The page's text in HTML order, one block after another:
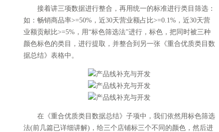
接着讲三项数据进行整合，再用统一的标准进行类目筛选：
如：畅销商品率>=50%，近30天营业额占比>=0.1%，近30天营
业额贡献比>=5%，用“标色筛选法”进行，标色，把同时被三种
颜色标色的类目，进行提取，并整合到另一张《重合优质类目数
据总结》表格中。
在《重合优质类目数据总结》子项中，我们依然用标色筛选
法(前几篇已详细讲解)，给三个店铺标三个不同的颜色，然后进